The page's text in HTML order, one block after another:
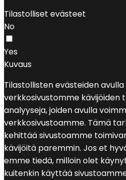
Tilastolliset evästeet
No
Yes
Kuvaus
Tilastollisten evästeiden
verkkosivustomme kävijöiden
analyyseja, joiden avulla
verkkosivustoamme. Tämä
kehittää sivustoamme
kävijöitä paremmin. Jos et
emme tiedä, milloin olet
kuitenkin käyttää